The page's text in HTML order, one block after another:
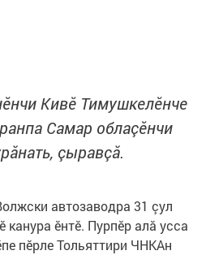
Кивӗ Тимушкелӗнче
Самар облаçӗнчи
çыравçă.
автозаводра 31 çул
канура ӗнтӗ. Пурпӗр алă усса
пӗрле Тольяттири ЧНКАн